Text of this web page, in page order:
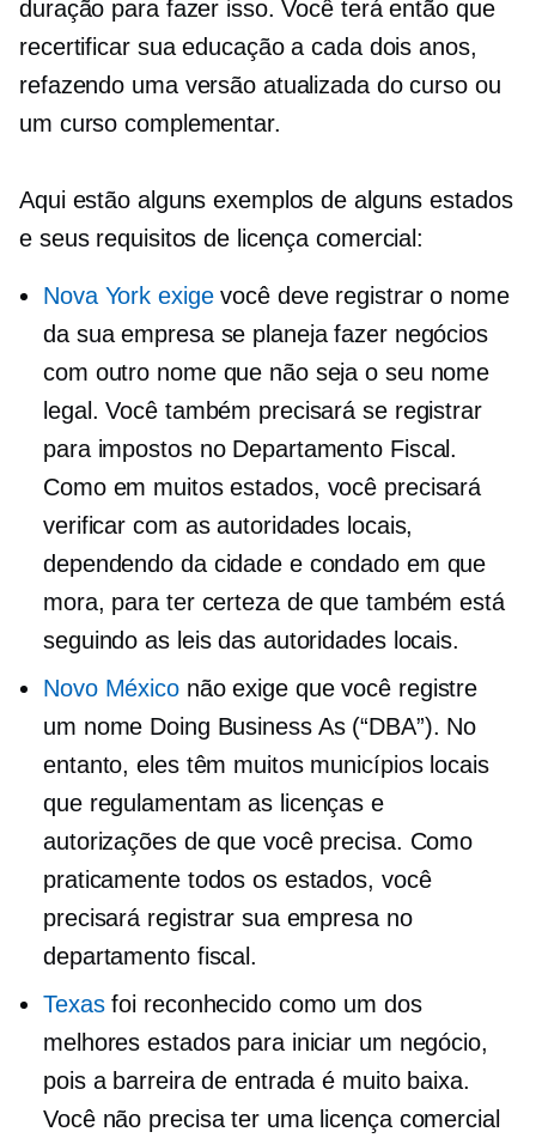
duração para fazer isso. Você terá então que
recertificar sua educação a cada dois anos,
refazendo uma versão atualizada do curso ou
um curso complementar.
Aqui estão alguns exemplos de alguns estados
e seus requisitos de licença comercial:
Nova York exigevocê deve registrar o nome
da sua empresa se planeja fazer negócios
com outro nome que não seja o seu nome
legal. Você também precisará se registrar
para impostos no Departamento Fiscal.
Como em muitos estados, você precisará
verificar com as autoridades locais,
dependendo da cidade e condado em que
mora, para ter certeza de que também está
seguindo as leis das autoridades locais.
Novo Méxiconão exige que você registre
um nome Doing Business As (“DBA”). No
entanto, eles têm muitos municípios locais
que regulamentam as licenças e
autorizações de que você precisa. Como
praticamente todos os estados, você
precisará registrar sua empresa no
departamento fiscal.
Texasfoi reconhecido como um dos
melhores estados para iniciar um negócio,
pois a barreira de entrada é muito baixa.
Você não precisa ter uma licença comercial